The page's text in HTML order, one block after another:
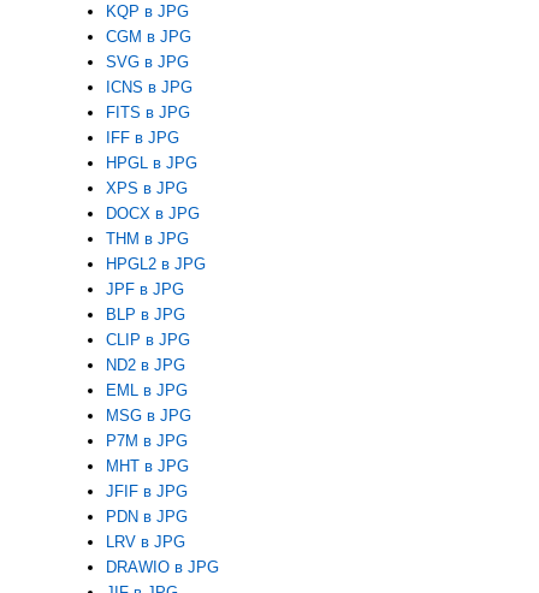
KQP в JPG
CGM в JPG
SVG в JPG
ICNS в JPG
FITS в JPG
IFF в JPG
HPGL в JPG
XPS в JPG
DOCX в JPG
THM в JPG
HPGL2 в JPG
JPF в JPG
BLP в JPG
CLIP в JPG
ND2 в JPG
EML в JPG
MSG в JPG
P7M в JPG
MHT в JPG
JFIF в JPG
PDN в JPG
LRV в JPG
DRAWIO в JPG